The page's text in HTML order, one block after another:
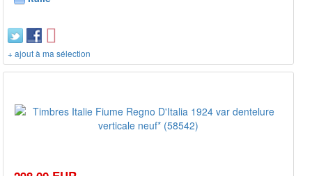
+ ajout à ma sélection